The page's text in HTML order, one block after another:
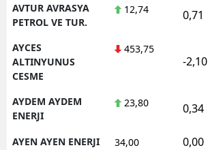
AVTUR AVRASYA
PETROL VE TUR.
12,74 0,71
AYCES
ALTINYUNUS
CESME
453,75
-2,10
AYDEM AYDEM
ENERJI
23,80 0,34
AYEN AYEN ENERJI 34,00 0,00